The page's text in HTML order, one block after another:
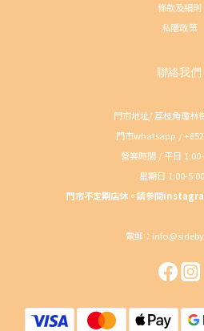
條款及細則
私隱政策
聯絡我們
門市地址/ 荔枝角瓊林
門市whatsapp /
營業時間 / 平日
星期日 1:00-
門市不定期店休。請參閱
電郵：